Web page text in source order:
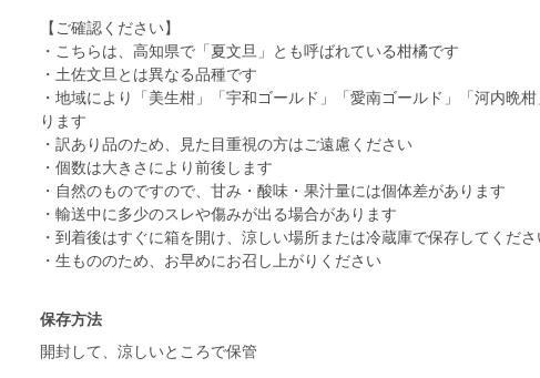
【ご確認ください】
・こちらは、高知県で「夏文旦」とも呼ばれている柑橘です
・土佐文旦とは異なる品種です
・地域により「美生柑」「宇和ゴールド」「愛南ゴールド」「河内晩
ります
・訳あり品のため、見た目重視の方はご遠慮ください
・個数は大きさにより前後します
・自然のものですので、甘み・酸味・果汁量には個体差があります
・輸送中に多少のスレや傷みが出る場合があります
・到着後はすぐに箱を開け、涼しい場所または冷蔵庫で保存してくださ
・生もののため、お早めにお召し上がりください
保存方法
開封して、涼しいところで保管